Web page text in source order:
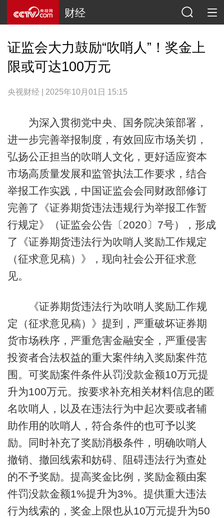
财经
证监会大力鼓励“吹哨人”！奖金上
限或可达100万元
央视财经 | 2025年10月01日 15:15
为深入贯彻党中央、国务院决策部署，
进一步完善举报制度，有效回应市场关切，
弘扬公正担当的吹哨人文化，更好适应资本
市场高质量发展和监管执法工作要求，结合
举报工作实践，中国证监会会同财政部修订
完善了《证券期货违法违规行为举报工作暂
行规定》（证监会公告〔2020〕7号），形成
了《证券期货违法行为吹哨人奖励工作规定
（征求意见稿）》，现向社会公开征求意
见。
《证券期货违法行为吹哨人奖励工作规
定（征求意见稿）》提到，严重破坏证券期
货市场秩序，严重危害金融安全，严重侵害
投资者合法权益的重大案件纳入奖励案件范
围。可奖励案件条件从罚没款金额10万元提
升为100万元。按要求补充相关材料信息的匿
名吹哨人，以及在违法行为中起次要或者辅
助作用的吹哨人，符合条件的也可予以奖
励。同时补充了奖励消极条件，明确吹哨人
撤销、撤回线索和妨碍、阻碍违法行为查处
的不予奖励。提高奖金比例，奖励金额由案
件罚没款金额1%提升为3%。提供重大违法
行为线索的，奖金上限也从10万元提升为50